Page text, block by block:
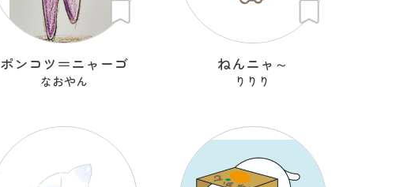
ポンコツ＝ニャーゴ
なおやん
ねんニャ～
りりり